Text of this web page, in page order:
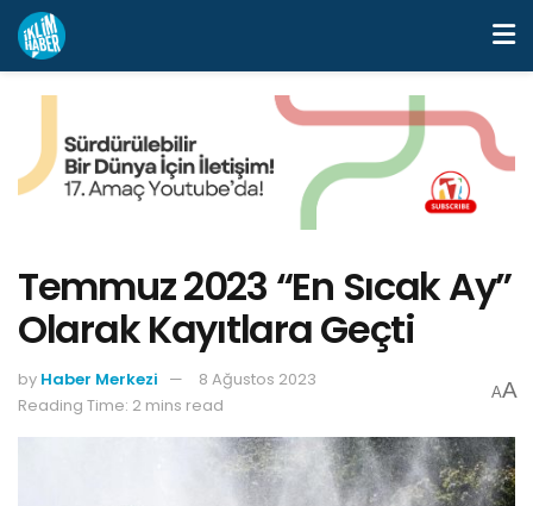
Temmuz 2023 “En Sıcak Ay”
Olarak Kayıtlara Geçti
by Haber Merkezi
8 Ağustos 2023
Reading Time: 2 mins read
AA